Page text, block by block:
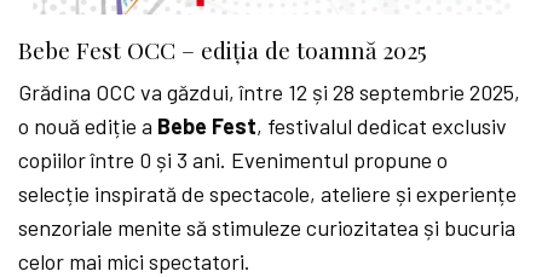
Bebe Fest OCC – ediția de toamnă 2025
Grădina OCC va găzdui, între 12 și 28 septembrie 2025,
o nouă ediție a Bebe Fest, festivalul dedicat exclusiv
copiilor între 0 și 3 ani. Evenimentul propune o
selecție inspirată de spectacole, ateliere și experiențe
senzoriale menite să stimuleze curiozitatea și bucuria
celor mai mici spectatori.